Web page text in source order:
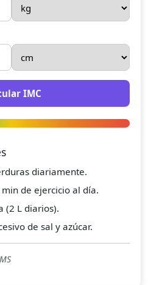
IMC
diariamente.
de ejercicio al día.
(2 L diarios).
de sal y azúcar.